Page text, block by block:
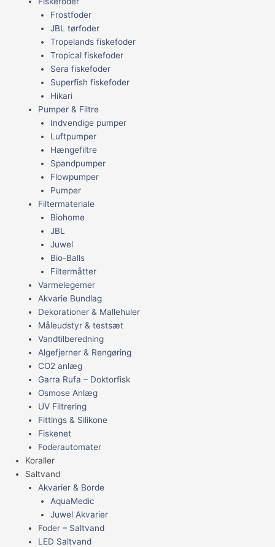
Frostfoder
JBL tørfoder
Tropelands fiskefoder
Tropical fiskefoder
Sera fiskefoder
Superfish fiskefoder
Hikari
Pumper & Filtre
Indvendige pumper
Luftpumper
Hængefiltre
Spandpumper
Flowpumper
Pumper
Filtermateriale
Biohome
JBL
Juwel
Bio-Balls
Filtermåtter
Varmelegemer
Akvarie Bundlag
Dekorationer & Mallehuler
Måleudstyr & testsæt
Vandtilberedning
Algefjerner & Rengøring
CO2 anlæg
Garra Rufa – Doktorfisk
Osmose Anlæg
UV Filtrering
Fittings & Silikone
Fiskenet
Foderautomater
Koraller
Saltvand
Akvarier & Borde
AquaMedic
Juwel Akvarier
Foder – Saltvand
LED Saltvand